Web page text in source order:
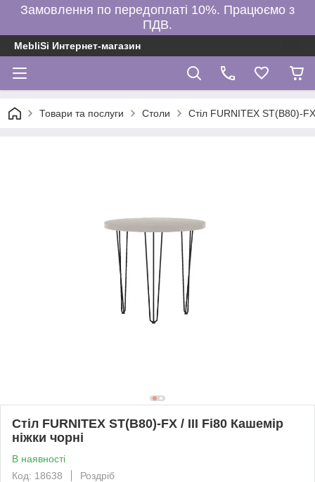
Замовлення по передоплаті 10%. Працюємо з
ПДВ.
MebliSi Интернет-магазин
Товари та послуги Столи Стіл FURNITEX ST(B80)-
Стіл FURNITEX ST(B80)-FX / III Fi80 Кашемір
ніжки чорні
В наявності
Код: 18638
Роздріб